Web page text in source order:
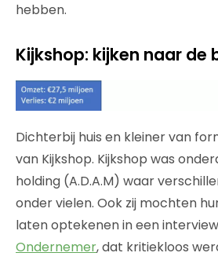
hebben.
Kijkshop: kijken naar de
Dichterbij huis en kleiner van
van Kijkshop. Kijkshop was
holding (A.D.A.M) waar
onder vielen. Ook zij mochten
laten optekenen in een
Ondernemer, dat kritiekloos